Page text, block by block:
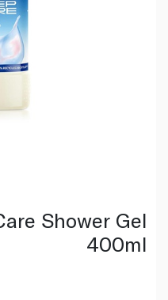
Shower Gel
400ml